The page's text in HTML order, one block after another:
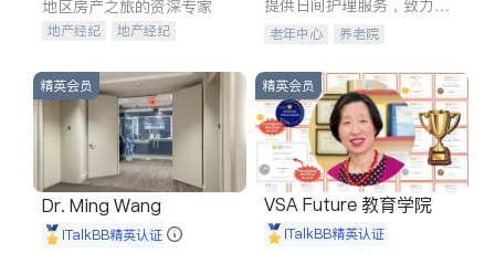
地区房产之旅的资深专家
地产经纪
地产经纪
商铺租售
开发商建商
提供日间护理服务，致力于
通过持续的护理创新来有效
老年中心 养老院
精英会员
Dr. Ming Wang
iTalkBB精英认证
精英会员
VSA Future 教育学院
iTalkBB精英认证